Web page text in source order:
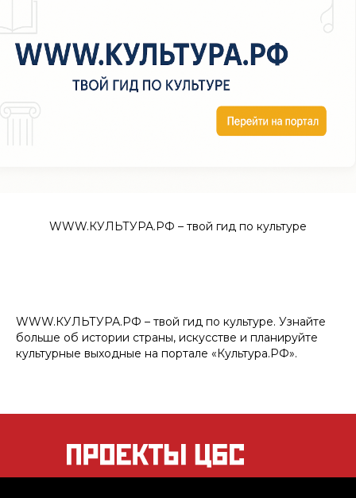
WWW.КУЛЬТУРА.РФ – твой гид по культуре
WWW.КУЛЬТУРА.РФ – твой гид по культуре. Узнайте
больше об истории страны, искусстве и планируйте
культурные выходные на портале «Культура.РФ».